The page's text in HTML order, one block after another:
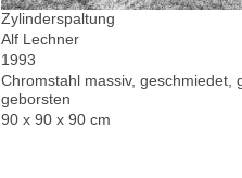
Zylinderspaltung
Alf Lechner
1993
Chromstahl massiv, geschmiedet,
geborsten
90 x 90 x 90 cm